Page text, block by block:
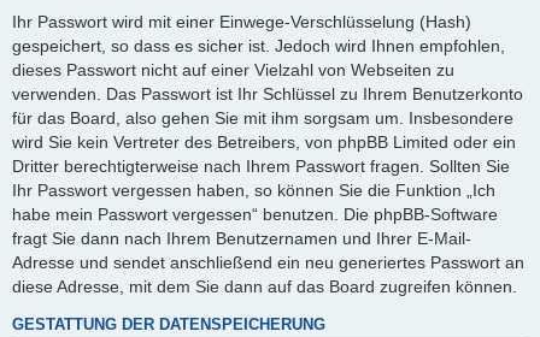
Ihr Passwort wird mit einer Einwege-Verschlüsselung (Hash)
gespeichert, so dass es sicher ist. Jedoch wird Ihnen empfohlen,
dieses Passwort nicht auf einer Vielzahl von Webseiten zu
verwenden. Das Passwort ist Ihr Schlüssel zu Ihrem Benutzerkonto
für das Board, also gehen Sie mit ihm sorgsam um. Insbesondere
wird Sie kein Vertreter des Betreibers, von phpBB Limited oder ein
Dritter berechtigterweise nach Ihrem Passwort fragen. Sollten Sie
Ihr Passwort vergessen haben, so können Sie die Funktion „Ich
habe mein Passwort vergessen“ benutzen. Die phpBB-Software
fragt Sie dann nach Ihrem Benutzernamen und Ihrer E-Mail-
Adresse und sendet anschließend ein neu generiertes Passwort an
diese Adresse, mit dem Sie dann auf das Board zugreifen können.
GESTATTUNG DER DATENSPEICHERUNG